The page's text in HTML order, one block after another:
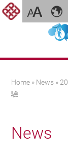
You are here
Home » News »
驗
News